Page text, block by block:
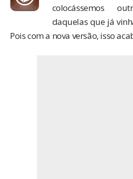
colocássemos
daquelas que já
Pois com a nova versão, isso